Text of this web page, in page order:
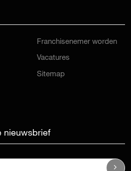
Franchisenemer worden
Vacatures
Sitemap
nieuwsbrief